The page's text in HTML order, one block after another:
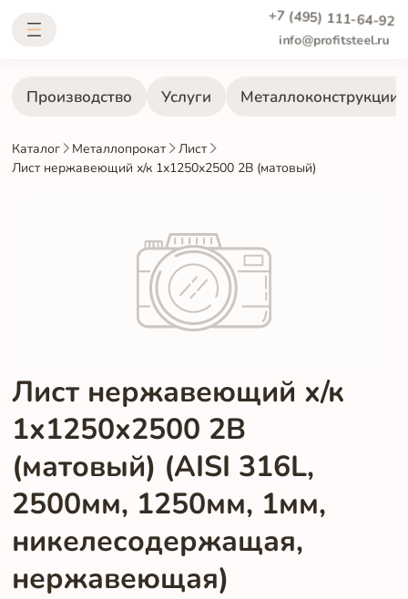
+7 (495) 111-64-92
info@profitsteel.ru
Производство Услуги Металлоконструкции
Каталог Металлопрокат
Лист
Лист нержавеющий х/к 1х1250х2500 2B (матовый)
Лист нержавеющий х/к
1х1250х2500 2B
(матовый) (AISI 316L,
2500мм, 1250мм, 1мм,
никелесодержащая,
нержавеющая)